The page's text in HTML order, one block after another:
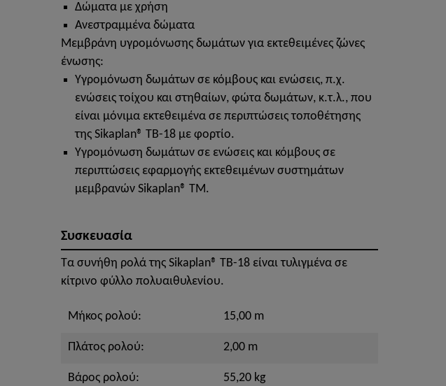
Δώματα με χρήση
Ανεστραμμένα δώματα
Μεμβράνη υγρομόνωσης δωμάτων για εκτεθειμένες ζώνες
ένωσης:
Υγρομόνωση δωμάτων σε κόμβους και ενώσεις, π.χ.
ενώσεις τοίχου και στηθαίων, φώτα δωμάτων, κ.τ.λ., που
είναι μόνιμα εκτεθειμένα σε περιπτώσεις τοποθέτησης
της Sikaplan® TB-18 με φορτίο.
Υγρομόνωση δωμάτων σε ενώσεις και κόμβους σε
περιπτώσεις εφαρμογής εκτεθειμένων συστημάτων
μεμβρανών Sikaplan® TM.
Συσκευασία
Τα συνήθη ρολά της Sikaplan® TB-18 είναι τυλιγμένα σε
κίτρινο φύλλο πολυαιθυλενίου.
Μήκος ρολού: 15,00 m
Πλάτος ρολού: 2,00 m
Βάρος ρολού: 55,20 kg